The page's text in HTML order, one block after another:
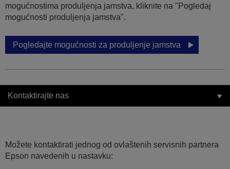
mogućnostima produljenja jamstva, kliknite na "Pogledaj
mogućnosti produljenja jamstva".
Pogledajte mogućnosti za produljenje jamstva
Kontaktirajte nas
Možete kontaktirati jednog od ovlaštenih servisnih partnera
Epson navedenih u nastavku: